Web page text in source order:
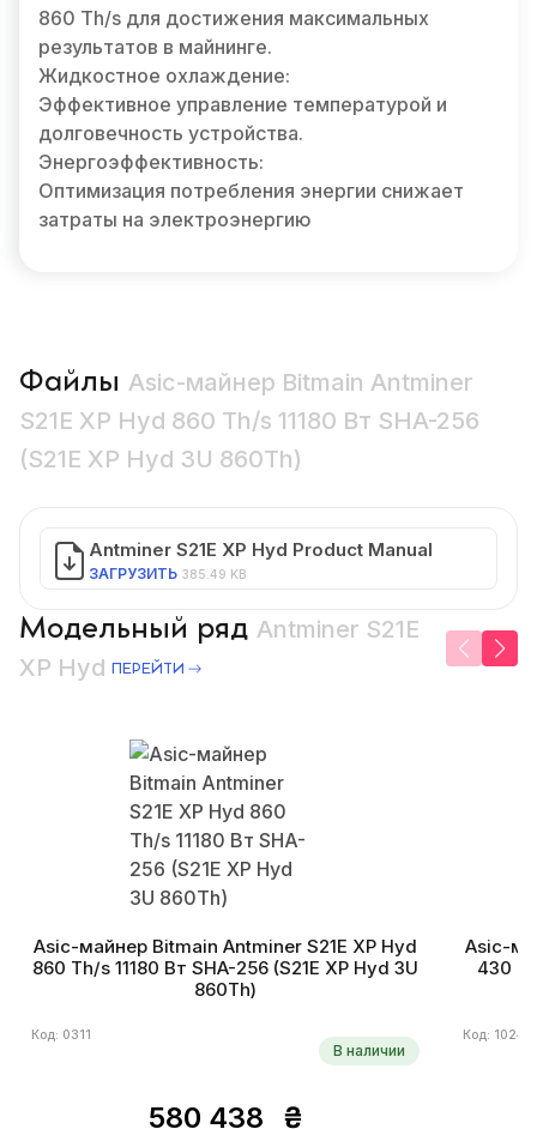
860 Th/s для достижения максимальных
результатов в майнинге.
Жидкостное охлаждение:
Эффективное управление температурой и
долговечность устройства.
Энергоэффективность:
Оптимизация потребления энергии снижает
затраты на электроэнергию
Файлы Asic-майнер Bitmain Antminer
S21E XP Hyd 860 Th/s 11180 Вт SHA-256
(S21E XP Hyd 3U 860Th)
Antminer S21E XP Hyd Product Manual
ЗАГРУЗИТЬ 385.49 KB
Модельный ряд Antminer S21E
XP Hyd
ПЕРЕЙТИ
Asic-майнер Bitmain Antminer S21E XP Hyd
860 Th/s 11180 Вт SHA-256 (S21E XP Hyd 3U
860Th)
Код: 0311
В наличии
580 438 ₴
Asic-
430
Код: 1024